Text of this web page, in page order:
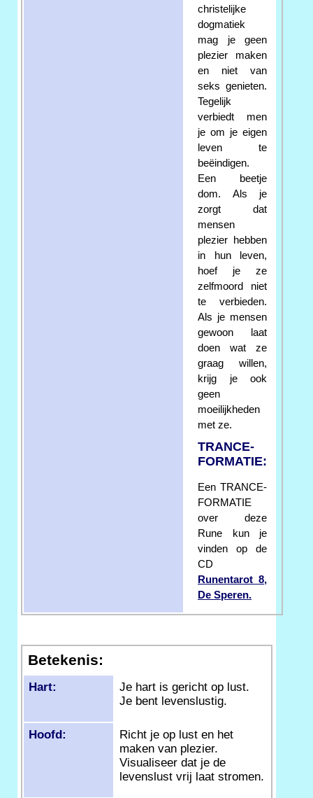
christelijke
dogmatiek
mag je geen
plezier maken
en niet van
seks genieten.
Tegelijk
verbiedt men
je om je eigen
leven te
beëindigen.
Een beetje
dom. Als je
zorgt dat
mensen
plezier hebben
in hun leven,
hoef je ze
zelfmoord niet
te verbieden.
Als je mensen
gewoon laat
doen wat ze
graag willen,
krijg je ook
geen
moeilijkheden
met ze.
TRANCE-
FORMATIE:
Een TRANCE-
FORMATIE
over deze
Rune kun je
vinden op de
CD
Runentarot 8,
De Speren.
Betekenis:
Hart:
Je hart is gericht op lust.
Je bent levenslustig.
Hoofd:
Richt je op lust en het
maken van plezier.
Visualiseer dat je de
levenslust vrij laat stromen.